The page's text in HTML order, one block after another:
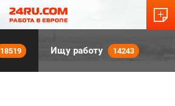
18519 Ищу работу 14243